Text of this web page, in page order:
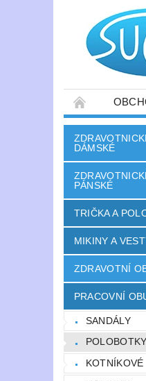
DÁMSKÉ
PÁNSKÉ
TRIČKA A
MIKINY A
ZDRAVOTNÍ
PRACOVNÍ
SANDÁLY
POLOBOTKY
KOTNÍKOVÉ